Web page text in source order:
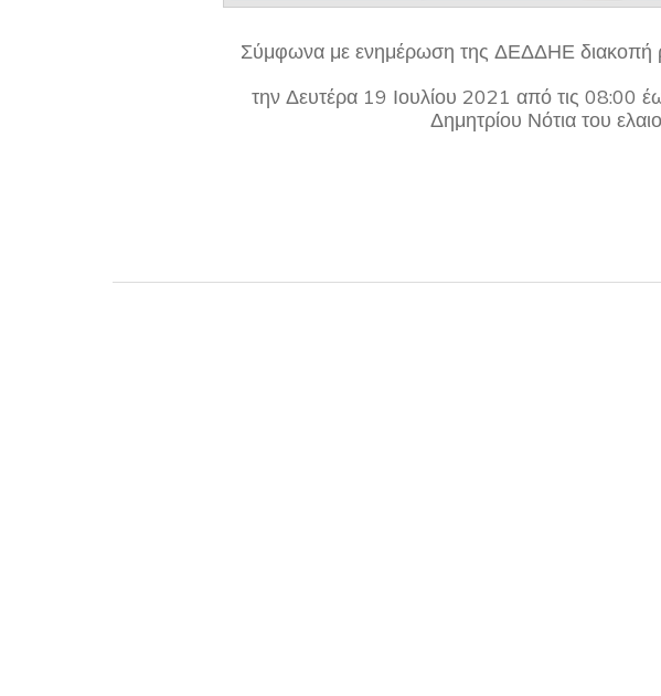
Σύμφωνα με ενημέρωση της ΔΕΔΔΗΕ διακοπή
την Δευτέρα 19 Ιουλίου 2021 από τις 08:00
Δημητρίου Νότια του